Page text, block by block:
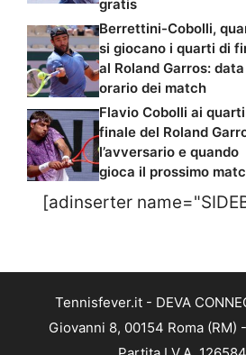
gratis
Berrettini-Cobolli,
si giocano i quarti di
al Roland Garros:
orario dei match
Flavio Cobolli ai
finale del Roland
l’avversario e quando
gioca il prossimo
[adinserter
Tennisfever.it - DEVA
Giovanni 8, 00154 Roma (RM)